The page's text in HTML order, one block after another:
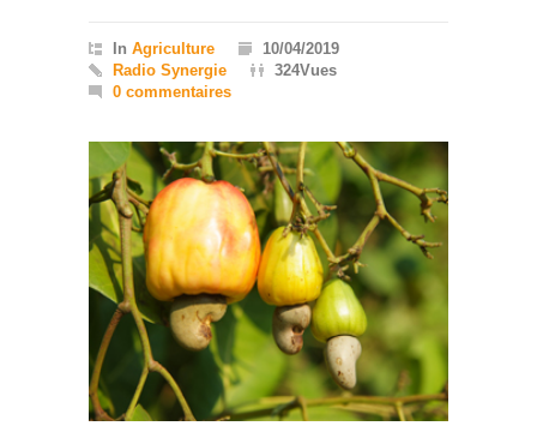
In Agriculture
10/04/2019
Radio Synergie
324Vues
0 commentaires